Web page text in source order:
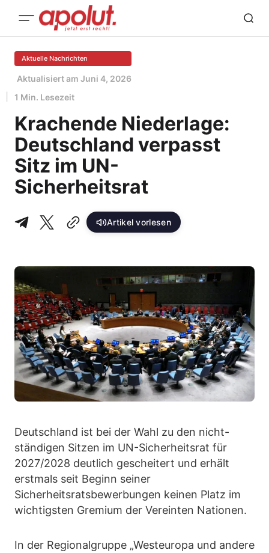
Aktuelle Nachrichten
Aktualisiert am Juni 4, 2026
1 Min. Lesezeit
Krachende Niederlage:
Deutschland verpasst
Sitz im UN-
Sicherheitsrat
Artikel vorlesen
Deutschland ist bei der Wahl zu den nicht-
ständigen Sitzen im UN-Sicherheitsrat für
2027/2028 deutlich gescheitert und erhält
erstmals seit Beginn seiner
Sicherheitsratsbewerbungen keinen Platz im
wichtigsten Gremium der Vereinten Nationen.
In der Regionalgruppe „Westeuropa und andere